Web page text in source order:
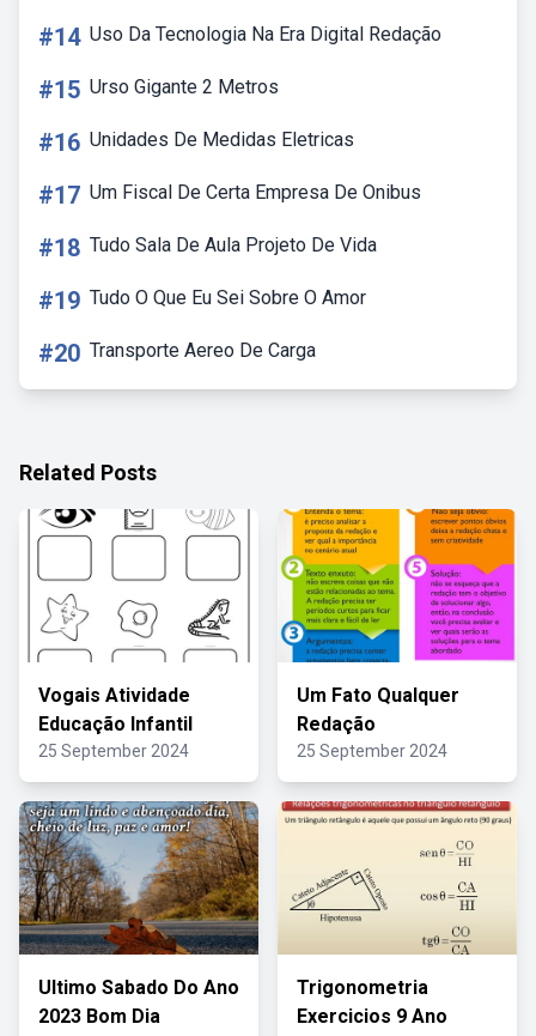
#14 Uso Da Tecnologia Na Era Digital Redação
#15 Urso Gigante 2 Metros
#16 Unidades De Medidas Eletricas
#17 Um Fiscal De Certa Empresa De Onibus
#18 Tudo Sala De Aula Projeto De Vida
#19 Tudo O Que Eu Sei Sobre O Amor
#20 Transporte Aereo De Carga
Related Posts
Vogais Atividade
Educação Infantil
25 September 2024
Um Fato Qualquer
Redação
25 September 2024
Ultimo Sabado Do Ano
2023 Bom Dia
Trigonometria
Exercicios 9 Ano